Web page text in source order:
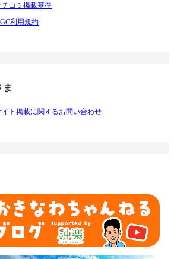
チコミ掲載基準
利用規約
イト掲載に関するお問い合わせ